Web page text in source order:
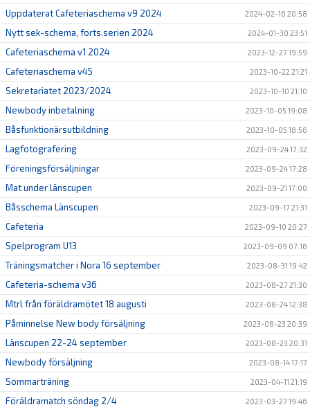
Uppdaterat Cafeteriaschema v9 2024 2024-02-16 20:58
Nytt sek-schema, forts.serien 2024 2024-01-30 23:51
Cafeteriaschema v1 2024 2023-12-27 19:59
Cafeteriaschema v45 2023-10-22 21:21
Sekretariatet 2023/2024 2023-10-10 21:10
Newbody inbetalning 2023-10-05 19:08
Båsfunktionärsutbildning 2023-10-05 18:56
Lagfotografering 2023-09-24 17:32
Föreningsförsäljningar 2023-09-24 17:28
Mat under länscupen 2023-09-21 17:00
Båsschema Länscupen 2023-09-17 21:31
Cafeteria 2023-09-10 20:27
Spelprogram U13 2023-09-09 07:16
Träningsmatcher i Nora 16 september 2023-08-31 19:42
Cafeteria-schema v36 2023-08-27 21:30
Mtrl från föräldramötet 18 augusti 2023-08-24 12:38
Påminnelse New body försäljning 2023-08-23 20:39
Länscupen 22-24 september 2023-08-23 20:31
Newbody försäljning 2023-08-14 17:17
Sommarträning 2023-04-11 21:19
Föräldramatch söndag 2/4 2023-03-27 19:46